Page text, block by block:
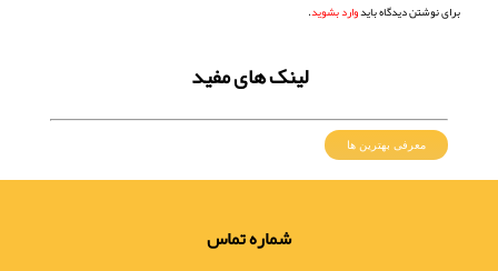
برای نوشتن دیدگاه بایدوارد بشوید.
لینک های مفید
معرفی بهترین ها
شماره تماس